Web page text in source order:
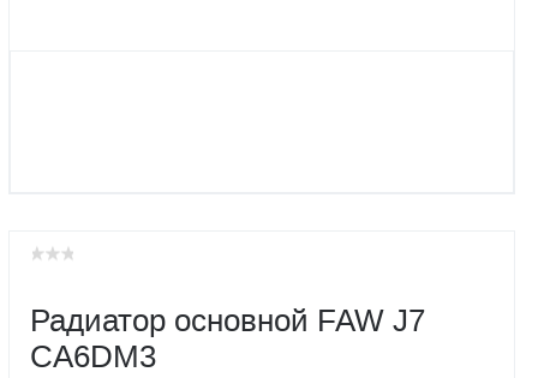
Радиатор основной FAW J7
CA6DM3